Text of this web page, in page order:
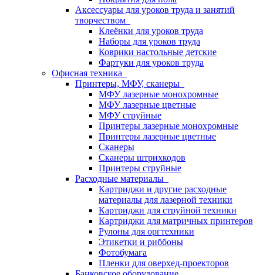
Аксессуары для уроков труда и занятий
творчеством
Клеёнки для уроков труда
Наборы для уроков труда
Коврики настольные детские
Фартуки для уроков труда
Офисная техника
Принтеры, МФУ, сканеры
МФУ лазерные монохромные
МФУ лазерные цветные
МФУ струйные
Принтеры лазерные монохромные
Принтеры лазерные цветные
Сканеры
Сканеры штрихкодов
Принтеры струйные
Расходные материалы
Картриджи и другие расходные
материалы для лазерной техники
Картриджи для струйной техники
Картриджи для матричных принтеров
Рулоны для оргтехники
Этикетки и риббоны
Фотобумага
Пленки для оверхед-проекторов